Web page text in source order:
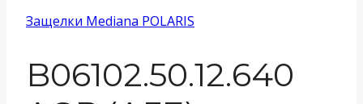
Защелки Mediana POLARIS
B06102.50.12.640